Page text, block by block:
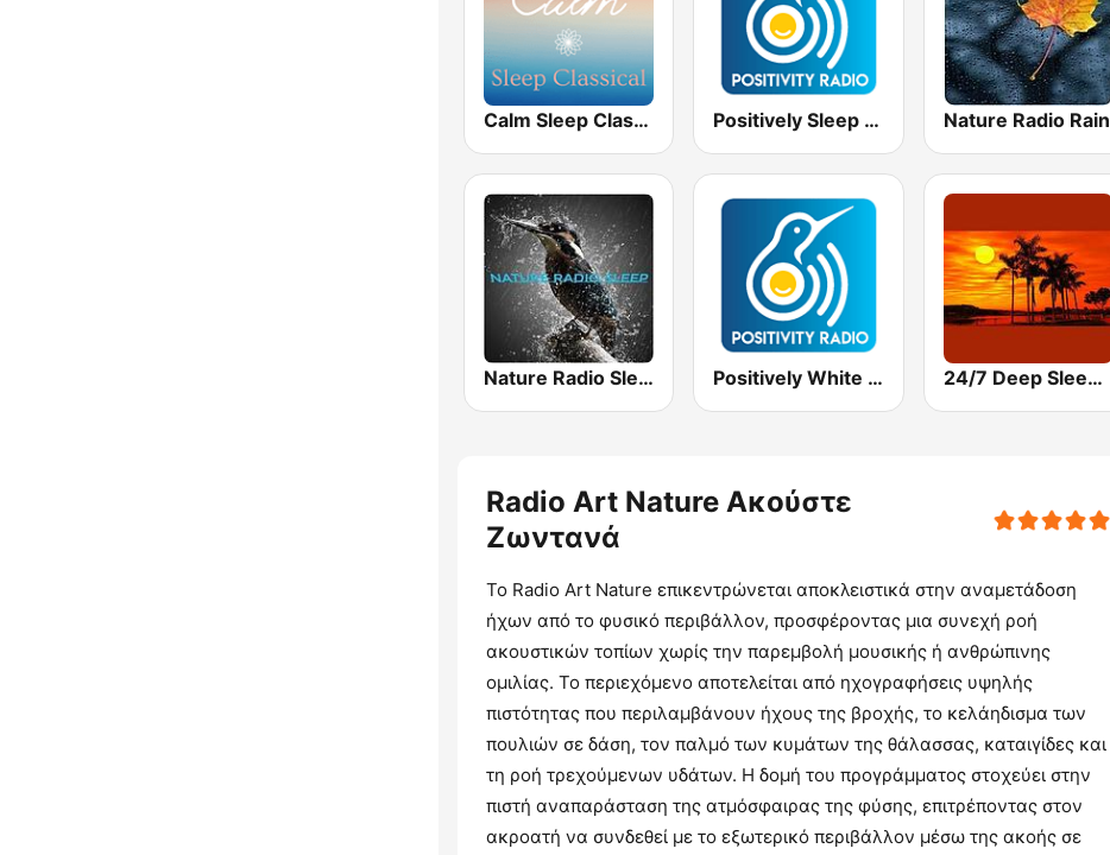
Calm Sleep Classical Positively Sleep Relax Nature Radio Rain
Nature Radio Sleep Positively White Noise 24/7 Deep Sleep Music Relaxing Music Insomnia Sleep Relaxing Music Study Sleep Meditation
Radio Art Nature Ακούστε
Ζωντανά
Το Radio Art Nature επικεντρώνεται αποκλειστικά στην αναμετάδοση
ήχων από το φυσικό περιβάλλον, προσφέροντας μια συνεχή ροή
ακουστικών τοπίων χωρίς την παρεμβολή μουσικής ή ανθρώπινης
ομιλίας. Το περιεχόμενο αποτελείται από ηχογραφήσεις υψηλής
πιστότητας που περιλαμβάνουν ήχους της βροχής, το κελάηδισμα των
πουλιών σε δάση, τον παλμό των κυμάτων της θάλασσας, καταιγίδες και
τη ροή τρεχούμενων υδάτων. Η δομή του προγράμματος στοχεύει στην
πιστή αναπαράσταση της ατμόσφαιρας της φύσης, επιτρέποντας στον
ακροατή να συνδεθεί με το εξωτερικό περιβάλλον μέσω της ακοής σε